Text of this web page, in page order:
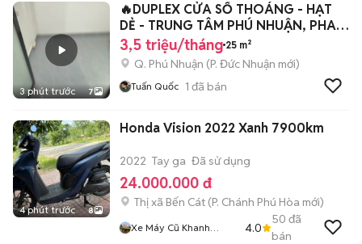
3 phút trước 7
🔥DUPLEX CỬA SỔ THOÁNG - HẠT
DẺ - TRUNG TÂM PHÚ NHUẬN, PHAN
ĐĂNG LƯU
3,5 triệu/tháng 25 m²
Q. Phú Nhuận (P. Đức Nhuận mới)
Tuấn Quốc 1 đã bán
4 phút trước 8
Honda Vision 2022 Xanh 7900km
2022 Tay ga Đã sử dụng
24.000.000 đ
Thị xã Bến Cát (P. Chánh Phú Hòa mới)
Xe Máy Cũ Khanh
4.0
50 đã
bán